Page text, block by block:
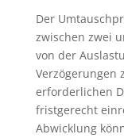
Der
zwischen zwei
von der
Verzögerungen
erforderlichen
fristgerecht
Abwicklung